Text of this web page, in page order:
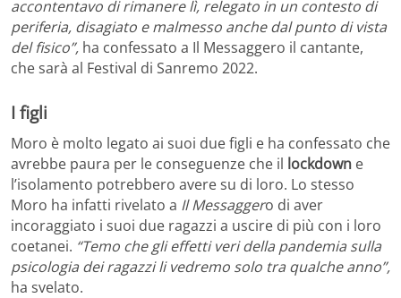
accontentavo di rimanere lì, relegato in un contesto di
periferia, disagiato e malmesso anche dal punto di vista
del fisico”, ha confessato a Il Messaggero il cantante,
che sarà al Festival di Sanremo 2022.
I figli
Moro è molto legato ai suoi due figli e ha confessato che
avrebbe paura per le conseguenze che il lockdown e
l’isolamento potrebbero avere su di loro. Lo stesso
Moro ha infatti rivelato a Il Messaggero di aver
incoraggiato i suoi due ragazzi a uscire di più con i loro
coetanei. “Temo che gli effetti veri della pandemia sulla
psicologia dei ragazzi li vedremo solo tra qualche anno”,
ha svelato.